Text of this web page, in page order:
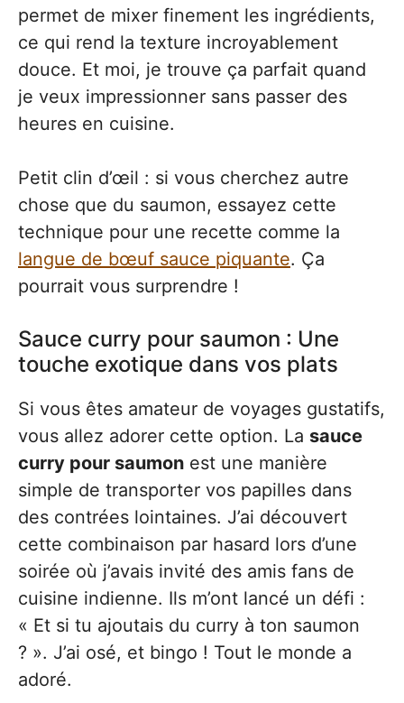
permet de mixer finement les ingrédients,
ce qui rend la texture incroyablement
douce. Et moi, je trouve ça parfait quand
je veux impressionner sans passer des
heures en cuisine.
Petit clin d’œil : si vous cherchez autre
chose que du saumon, essayez cette
technique pour une recette comme la
langue de bœuf sauce piquante. Ça
pourrait vous surprendre !
Sauce curry pour saumon : Une
touche exotique dans vos plats
Si vous êtes amateur de voyages gustatifs,
vous allez adorer cette option. La sauce
curry pour saumon est une manière
simple de transporter vos papilles dans
des contrées lointaines. J’ai découvert
cette combinaison par hasard lors d’une
soirée où j’avais invité des amis fans de
cuisine indienne. Ils m’ont lancé un défi :
« Et si tu ajoutais du curry à ton saumon
? ». J’ai osé, et bingo ! Tout le monde a
adoré.